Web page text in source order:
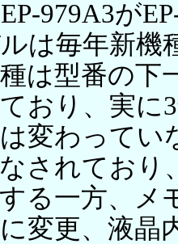
979A3が
は毎年新
は型番の下
おり、実に
変わってい
されており
る一方、メ
変更、液晶